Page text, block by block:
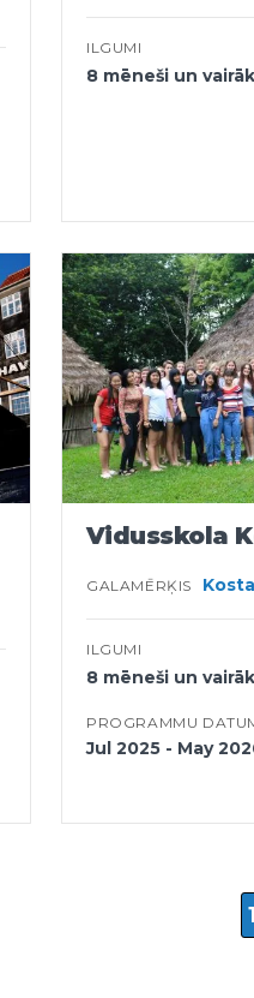
ILGUMI
8 mēneši un vairāk
Vidusskola
GALAMĒRĶIS
ILGUMI
8 mēneši un vairāk
PROGRAMMU
Jul 2025 - May
1